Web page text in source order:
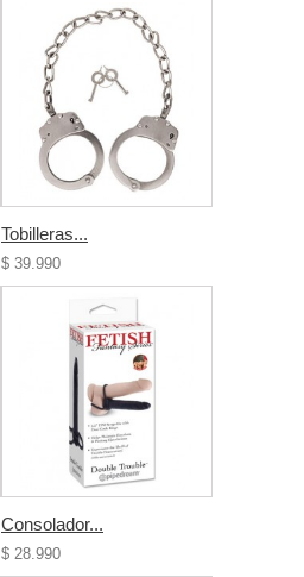
Tobilleras...
$ 39.990
Consolador...
$ 28.990